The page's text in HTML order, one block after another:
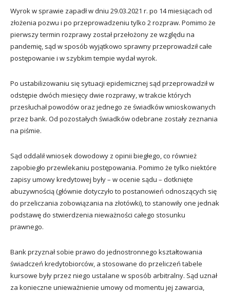
Wyrok w sprawie zapadł w dniu 29.03.2021 r. po 14 miesiącach od
złożenia pozwu i po przeprowadzeniu tylko 2 rozpraw. Pomimo że
pierwszy termin rozprawy został przełożony ze względu na
pandemię, sąd w sposób wyjątkowo sprawny przeprowadził całe
postępowanie i w szybkim tempie wydał wyrok.
Po ustabilizowaniu się sytuacji epidemicznej sąd przeprowadził w
odstępie dwóch miesięcy dwie rozprawy, w trakcie których
przesłuchał powodów oraz jednego ze świadków wnioskowanych
przez bank. Od pozostałych świadków odebrane zostały zeznania
na piśmie.
Sąd oddalił wniosek dowodowy z opinii biegłego, co również
zapobiegło przewlekaniu postępowania. Pomimo że tylko niektóre
zapisy umowy kredytowej były – w ocenie sądu – dotknięte
abuzywnością (głównie dotyczyło to postanowień odnoszących się
do przeliczania zobowiązania na złotówki), to stanowiły one jednak
podstawę do stwierdzenia nieważności całego stosunku
prawnego.
Bank przyznał sobie prawo do jednostronnego kształtowania
świadczeń kredytobiorców, a stosowane do przeliczeń tabele
kursowe były przez niego ustalane w sposób arbitralny. Sąd uznał
za konieczne unieważnienie umowy od momentu jej zawarcia,